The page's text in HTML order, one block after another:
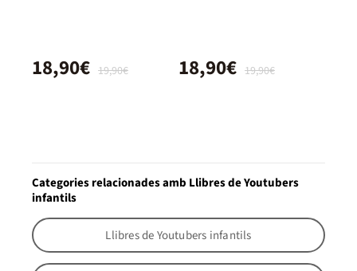
19,90€
18,90€ 19,90€
18,90€
Categories relacionades amb Llibres de Youtubers
infantils
Llibres de Youtubers infantils